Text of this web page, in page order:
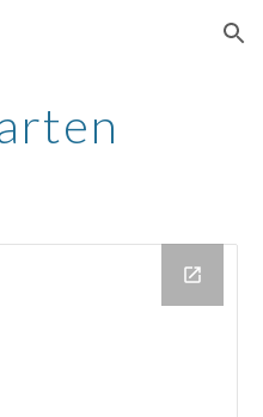
Skip to navigation